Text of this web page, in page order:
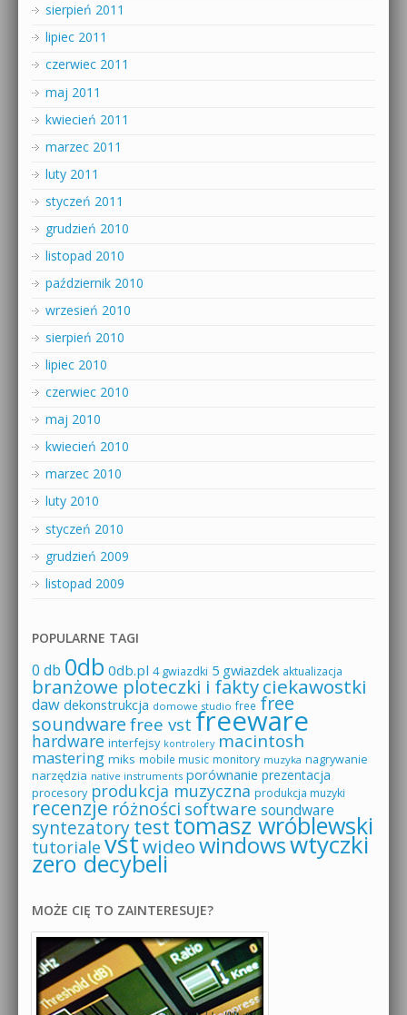
sierpień 2011
lipiec 2011
czerwiec 2011
maj 2011
kwiecień 2011
marzec 2011
luty 2011
styczeń 2011
grudzień 2010
listopad 2010
październik 2010
wrzesień 2010
sierpień 2010
lipiec 2010
czerwiec 2010
maj 2010
kwiecień 2010
marzec 2010
luty 2010
styczeń 2010
grudzień 2009
listopad 2009
POPULARNE TAGI
0 db 0db 0db.pl 4 gwiazdki 5 gwiazdek aktualizacja
branżowe ploteczki i faktyciekawostki
daw dekonstrukcja domowe studio free free
soundware free vst freeware
hardware interfejsy kontrolery macintosh
mastering miks mobile music monitory muzyka nagrywanie
narzędzia native instruments porównanie prezentacja
procesory produkcja muzyczna produkcja muzyki
recenzje różności software soundware
syntezatorytesttomasz wróblewski
tutoriale vstwideowindowswtyczki
zero decybeli
MOŻE CIĘ TO ZAINTERESUJE?